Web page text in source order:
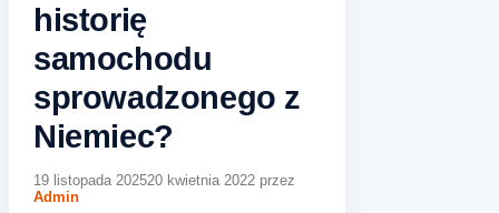
historię
samochodu
sprowadzonego z
Niemiec?
19 listopada 202520 kwietnia 2022 przez
Admin